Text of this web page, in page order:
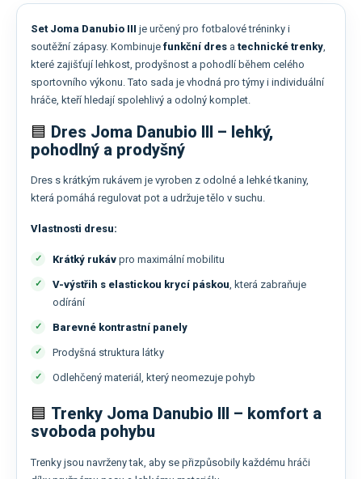
Set Joma Danubio III je určený pro fotbalové tréninky i
soutěžní zápasy. Kombinuje funkční dres a technické trenky
které zajišťují lehkost, prodyšnost a pohodlí během celého
sportovního výkonu. Tato sada je vhodná pro týmy i individuální
hráče, kteří hledají spolehlivý a odolný komplet.
🟦 Dres Joma Danubio III – lehký,
pohodlný a prodyšný
Dres s krátkým rukávem je vyroben z odolné a lehké tkaniny,
která pomáhá regulovat pot a udržuje tělo v suchu.
Vlastnosti dresu:
Krátký rukáv pro maximální mobilitu
V-výstřih s elastickou krycí páskou, která zabraňuje
odírání
Barevné kontrastní panely
Prodyšná struktura látky
Odlehčený materiál, který neomezuje pohyb
🟦 Trenky Joma Danubio III – komfort a
svoboda pohybu
Trenky jsou navrženy tak, aby se přizpůsobily každému hráči